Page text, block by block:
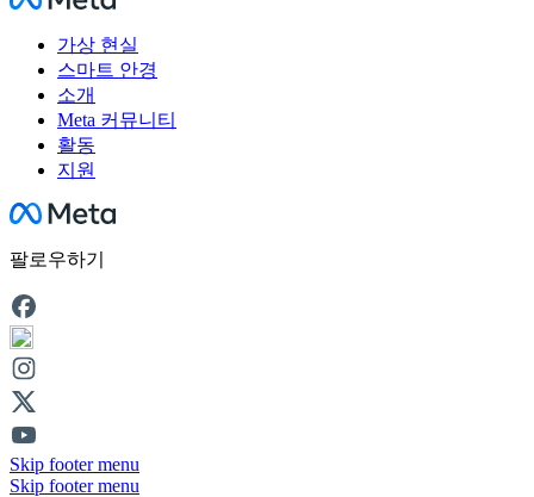
가상 현실
스마트 안경
소개
Meta 커뮤니티
활동
지원
Facebook
팔로우하기
Skip footer menu
Skip footer menu